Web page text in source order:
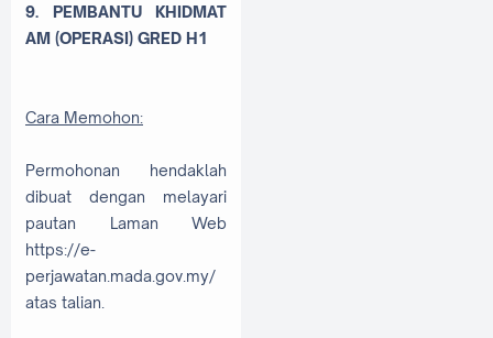
9. PEMBANTU KHIDMAT
AM (OPERASI) GRED H1
Cara Memohon:
Permohonan hendaklah
dibuat dengan melayari
pautan Laman Web
https://e-
perjawatan.mada.gov.my/
atas talian.